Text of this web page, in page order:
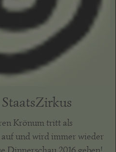
Krönum tritt als
auf und wird immer wieder